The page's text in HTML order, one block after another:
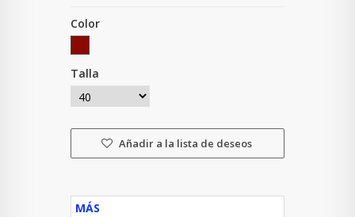
Color
Talla
Añadir a la lista de deseos
MÁS